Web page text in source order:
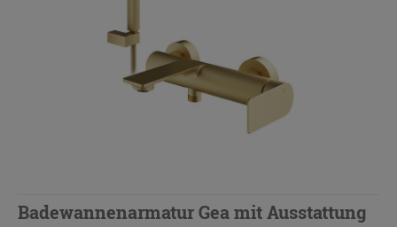
Badewannenarmatur Gea mit Ausstattung